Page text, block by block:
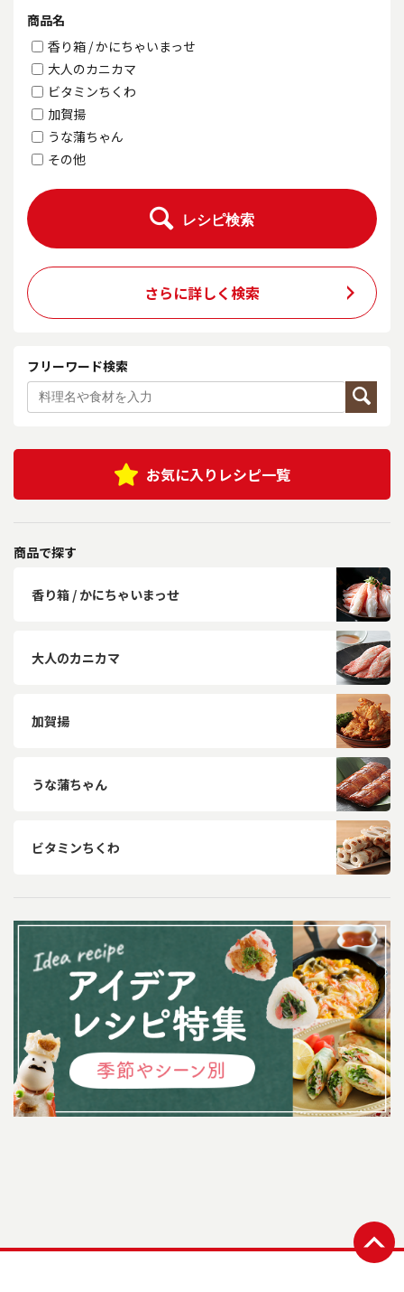
商品名
香り箱 / かにちゃいまっせ
大人のカニカマ
ビタミンちくわ
加賀揚
うな蒲ちゃん
その他
レシピ検索
さらに詳しく検索
フリーワード検索
お気に入りレシピ一覧
商品で探す
香り箱 / かにちゃいまっせ
大人のカニカマ
加賀揚
うな蒲ちゃん
ビタミンちくわ